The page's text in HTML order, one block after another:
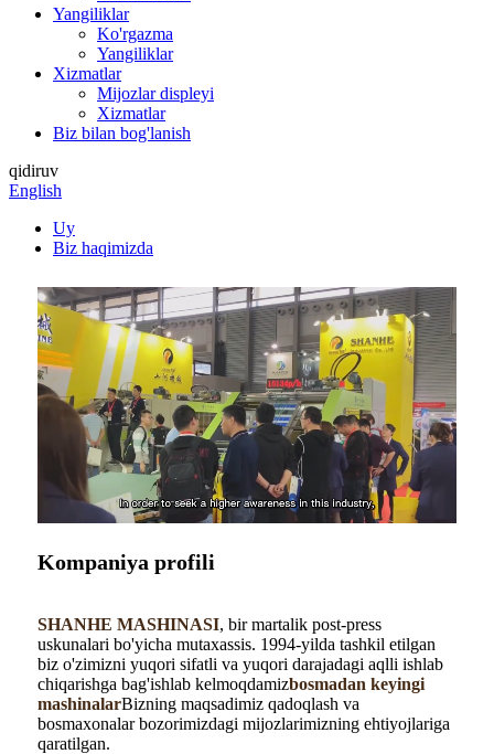
Yangiliklar
Ko'rgazma
Yangiliklar
Xizmatlar
Mijozlar displeyi
Xizmatlar
Biz bilan bog'lanish
qidiruv
English
Uy
Biz haqimizda
Kompaniya profili
SHANHE MASHINASI, bir martalik post-press
uskunalari bo'yicha mutaxassis. 1994-yilda tashkil etilgan
biz o'zimizni yuqori sifatli va yuqori darajadagi aqlli ishlab
chiqarishga bag'ishlab kelmoqdamizbosmadan keyingi
mashinalarBizning maqsadimiz qadoqlash va
bosmaxonalar bozorimizdagi mijozlarimizning ehtiyojlariga
qaratilgan.